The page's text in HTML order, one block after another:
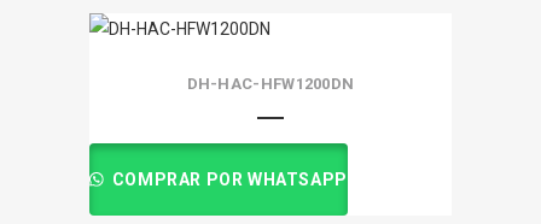
DH-HAC-HFW1200DN
COMPRAR POR WHATSAPP